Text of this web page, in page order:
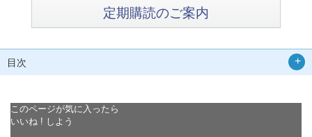
定期購読のご案内
目次
このページが気に入ったら
いいね ! しよう